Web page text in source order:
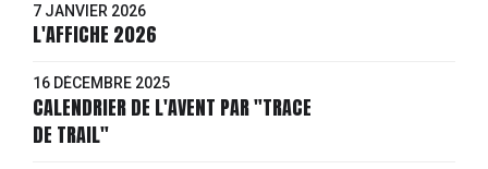
7 JANVIER 2026
L'AFFICHE 2026
16 DÉCEMBRE 2025
CALENDRIER DE L'AVENT PAR "TRACE
DE TRAIL"